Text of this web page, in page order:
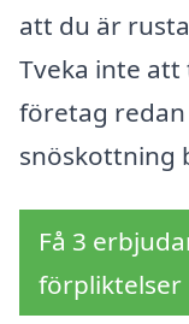
att du är
Tveka inte
företag
snöskottning
Få 3
förpliktelser